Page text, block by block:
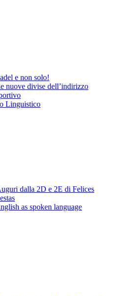
e non solo!
nuove divise dell’indirizzo
Linguistico
dalla 2D e 2E di Felices
as spoken language